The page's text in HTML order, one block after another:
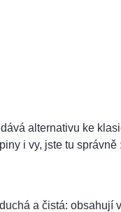
alternativu ke
i vy, jste tu správně
a čistá: obsahují